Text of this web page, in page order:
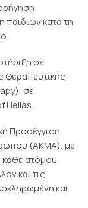
παιδιών κατά τη
σε
Θεραπευτικής
σε
Hellas.
Προσέγγιση
(ΑΚΜΑ), με
κάθε ατόμου
και τις
και